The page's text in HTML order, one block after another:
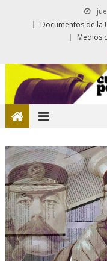
Documentos de la
Medios